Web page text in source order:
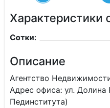
Характеристики
Сотки:
Описание
Агентство
Адрес офиса: ул. Долина
Пединститута)